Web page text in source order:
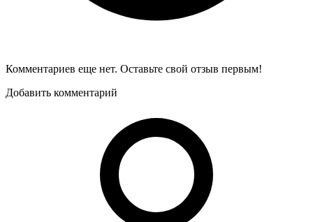
Комментариев еще нет. Оставьте свой отзыв первым!
Добавить комментарий